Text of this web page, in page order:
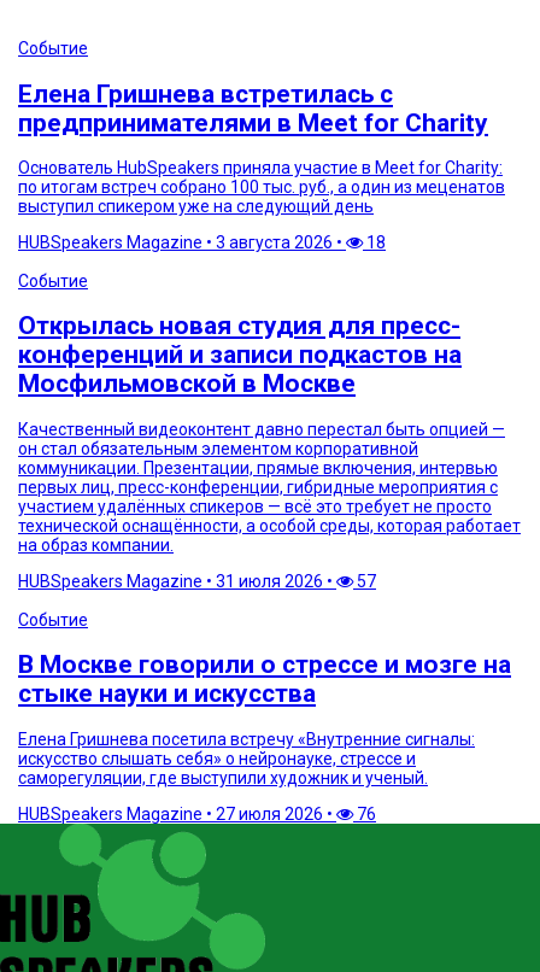
Событие
Елена Гришнева встретилась с
предпринимателями в Meet for Charity
Основатель HubSpeakers приняла участие в Meet for Charity:
по итогам встреч собрано 100 тыс. руб., а один из меценатов
выступил спикером уже на следующий день
HUBSpeakers Magazine • 3 августа 2026 •
18
Событие
Открылась новая студия для пресс-
конференций и записи подкастов на
Мосфильмовской в Москве
Качественный видеоконтент давно перестал быть опцией —
он стал обязательным элементом корпоративной
коммуникации. Презентации, прямые включения, интервью
первых лиц, пресс-конференции, гибридные мероприятия с
участием удалённых спикеров — всё это требует не просто
технической оснащённости, а особой среды, которая работает
на образ компании.
HUBSpeakers Magazine • 31 июля 2026 •
57
Событие
В Москве говорили о стрессе и мозге на
стыке науки и искусства
Елена Гришнева посетила встречу «Внутренние сигналы:
искусство слышать себя» о нейронауке, стрессе и
саморегуляции, где выступили художник и ученый.
HUBSpeakers Magazine • 27 июля 2026 • 76